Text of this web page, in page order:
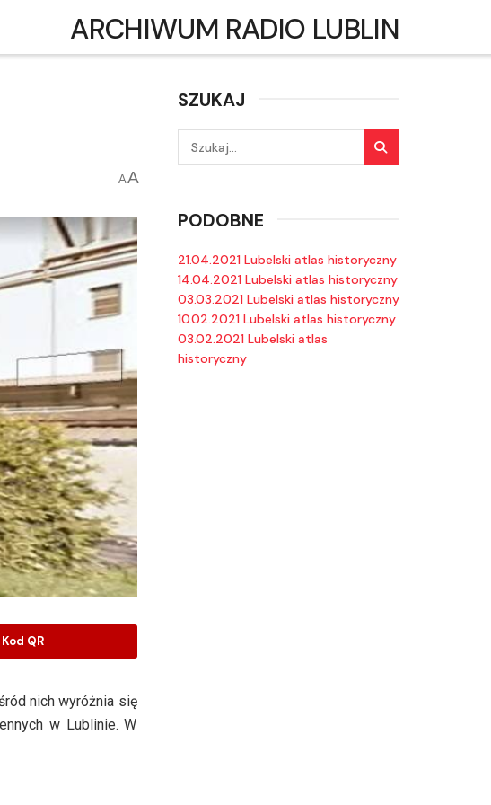
ARCHIWUM RADIO LUBLIN
AA
Kod QR
nich wyróżnia się
w Lublinie. W
SZUKAJ
PODOBNE
21.04.2021 Lubelski atlas historyczny
14.04.2021 Lubelski atlas historyczny
03.03.2021 Lubelski atlas historyczny
10.02.2021 Lubelski atlas historyczny
03.02.2021 Lubelski atlas
historyczny